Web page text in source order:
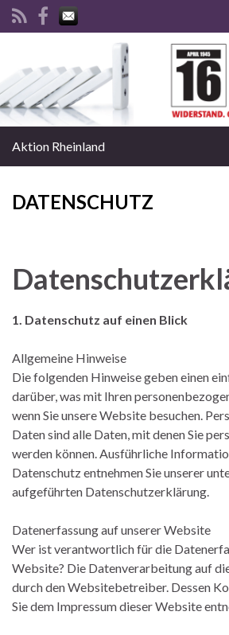
Search for:
Aktion Rheinland
DATENSCHUTZ
1. Datenschutz auf einen Blick
Allgemeine Hinweise
Die folgenden Hinweise geben einen
darüber, was mit Ihren
wenn Sie unsere Website besuchen.
Daten sind alle Daten, mit denen Sie
werden können. Ausführliche
Datenschutz entnehmen Sie unserer
aufgeführten Datenschutzerklärung.
Datenerfassung auf unserer Website
Wer ist verantwortlich für die
Website? Die Datenverarbeitung auf
durch den Websitebetreiber. Dessen
Sie dem Impressum dieser Website